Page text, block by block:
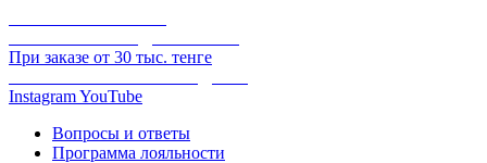
При заказе от 30 тыс. тенге
InstagramYouTube
Вопросы и ответы
Программа лояльности